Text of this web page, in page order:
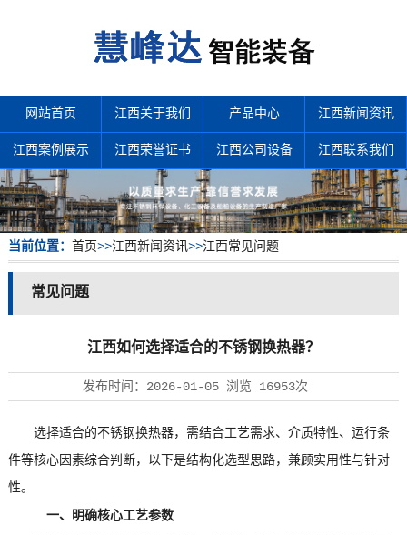
网站首页 江西关于我们 产品中心 江西新闻资讯
江西案例展示 江西荣誉证书 江西公司设备 江西联系我们
当前位置： 首页>>江西新闻资讯>>江西常见问题
常见问题
江西如何选择适合的不锈钢换热器？
发布时间： 2026-01-05浏览 16953次
选择适合的不锈钢换热器，需结合工艺需求、介质特性、运行条
件等核心因素综合判断，以下是结构化选型思路，兼顾实用性与针对
性。
一、明确核心工艺参数